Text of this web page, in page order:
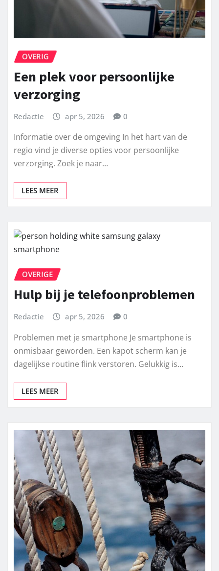
OVERIG
Een plek voor persoonlijke
verzorging
Redactie apr 5, 2026 0
Informatie over de omgeving In het hart van de
regio vind je diverse opties voor persoonlijke
verzorging. Zoek je naar…
OVERIGE
Hulp bij je telefoonproblemen
Redactie apr 5, 2026
Problemen met je smartphone Je smartphone is
onmisbaar geworden. Een kapot scherm kan je
dagelijkse routine flink verstoren. Gelukkig is…